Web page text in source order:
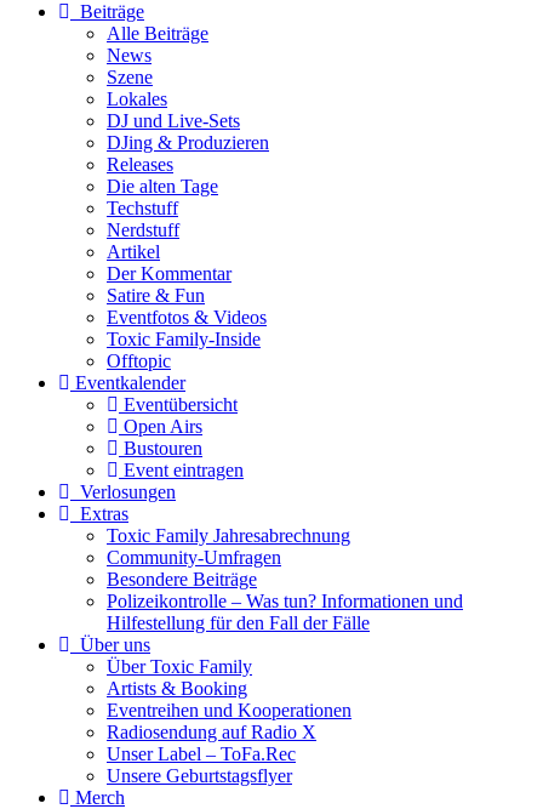
Beiträge
Alle Beiträge
News
Szene
Lokales
DJ und Live-Sets
DJing & Produzieren
Releases
Die alten Tage
Techstuff
Nerdstuff
Artikel
Der Kommentar
Satire & Fun
Eventfotos & Videos
Toxic Family-Inside
Offtopic
Eventkalender
Eventübersicht
Open Airs
Bustouren
Event eintragen
Verlosungen
Extras
Toxic Family Jahresabrechnung
Community-Umfragen
Besondere Beiträge
Polizeikontrolle – Was tun? Informationen und
Hilfestellung für den Fall der Fälle
Über uns
Über Toxic Family
Artists & Booking
Eventreihen und Kooperationen
Radiosendung auf Radio X
Unser Label – ToFa.Rec
Unsere Geburtstagsflyer
Merch